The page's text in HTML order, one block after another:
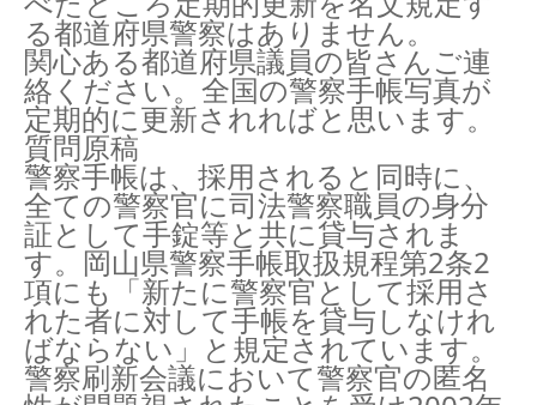
る都道府県警察はありません。
関心ある都道府県議員の皆さんご連
絡ください。全国の警察手帳写真が
定期的に更新されればと思います。
質問原稿
警察手帳は、採用されると同時に、
全ての警察官に司法警察職員の身分
証として手錠等と共に貸与されま
す。岡山県警察手帳取扱規程第2条2
項にも「新たに警察官として採用さ
れた者に対して手帳を貸与しなけれ
ばならない」と規定されています。
警察刷新会議において警察官の匿名